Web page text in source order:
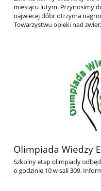
miesiącu lutym. Przynosimy
najwiecej dóbr otrzyma
Towarzystwu opieki nad
Olimpiada Wiedzy
Szkolny etap olimpiady
o godzinie 10 w sali 309.